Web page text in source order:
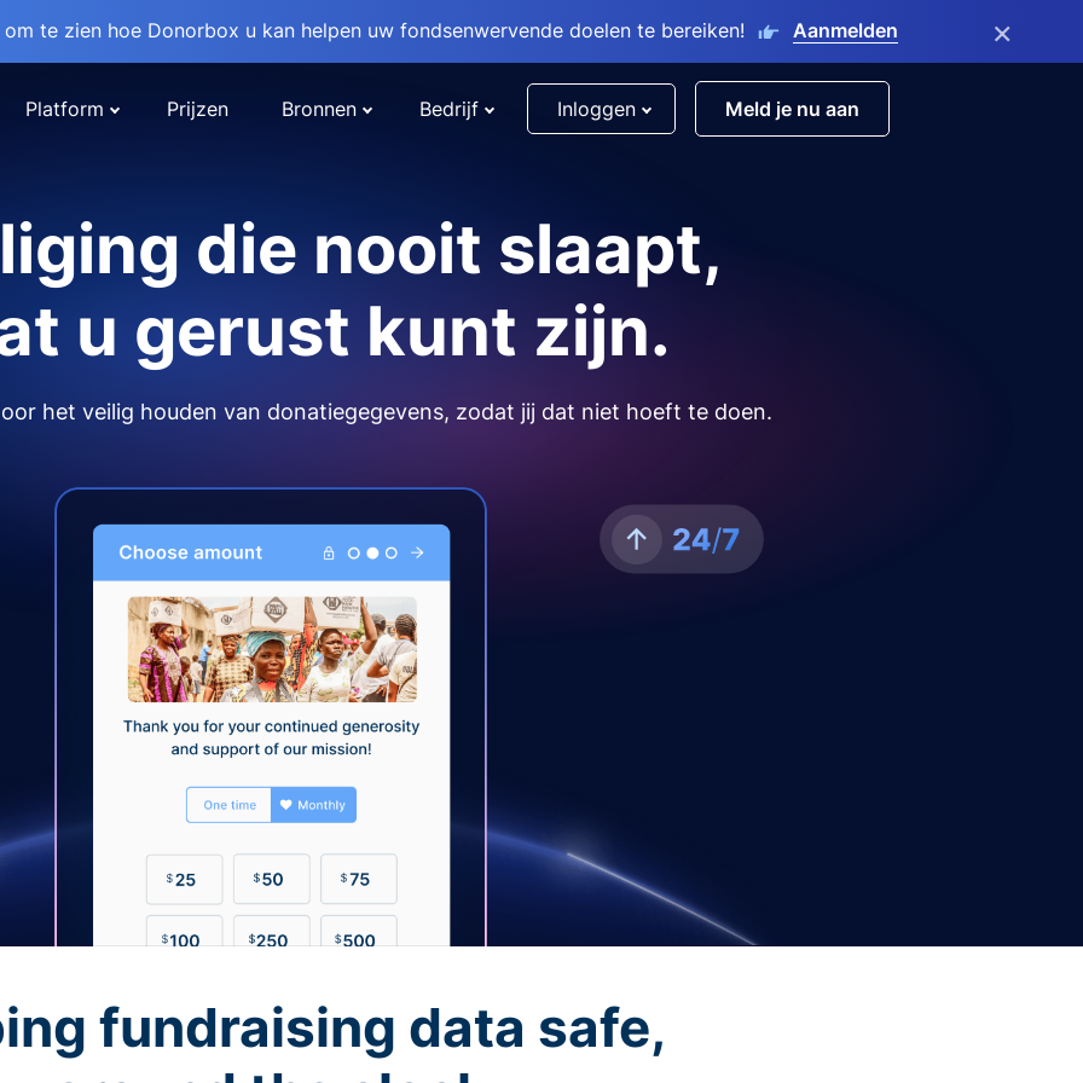
te zien hoe Donorbox u kan helpen uw fondsenwervende doelen te bereiken! Aanmelden ×
Platform Prijzen Bronnen Bedrijf Inloggen Meld je nu aan
die nooit slaapt,
u gerust kunt zijn.
het veilig houden van donatiegegevens, zodat jij dat niet hoeft te doen.
fundraising data safe,